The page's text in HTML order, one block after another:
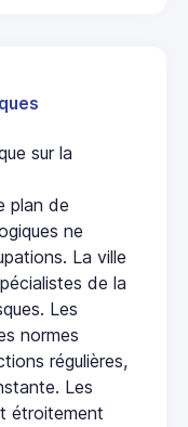
sur la
plan de
ne
La ville
de la
Les
normes
régulières,
Les
étroitement